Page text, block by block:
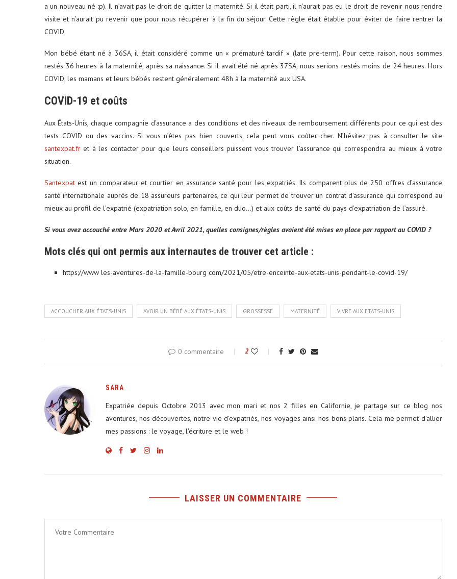
a un nouveau né :p). Il n’avait pas le droit de quitter la maternité. Si il était parti, il n’aurait pas eu le droit de revenir nous rendre
visite et n’aurait pu revenir que pour nous récupérer à la fin du séjour. Cette règle était établie pour éviter de faire rentrer la
COVID.
Mon bébé étant né à 36SA, il était considéré comme un « prématuré tardif » (late pre-term). Pour cette raison, nous sommes
restés 36 heures à la maternité, après sa naissance. Si il avait été né après 37SA, nous serions restés moins de 24 heures. Hors
COVID, les mamans et leurs bébés restent généralement 48h à la maternité aux USA.
COVID-19 et coûts
Aux États-Unis, chaque compagnie d’assurance a des conditions et des niveaux de remboursement différents pour ce qui est des
tests COVID ou des vaccins. Si vous n’êtes pas bien couverts, cela peut vous coûter cher. N’hésitez pas à consulter le site
santexpat.fr et à les contacter pour que leurs conseillers puissent vous trouver l’assurance qui correspondra au mieux à votre
situation.
Santexpat est un comparateur et courtier en assurance santé pour les expatriés. Ils comparent plus de 250 offres d’assurance
santé internationale auprès de 18 assureurs partenaires, ce qui leur permet de trouver un contrat d’assurance qui correspond au
mieux au profil de l’expatrié (expatriation solo, en famille, en duo…) et aux coûts de santé du pays d’expatriation de l’assuré.
Si vous avez accouché entre Mars 2020 et Avril 2021, quelles consignes/règles avaient été mises en place par rapport au COVID ?
Mots clés qui ont permis aux internautes de trouver cet article :
https://www les-aventures-de-la-famille-bourg com/2021/05/etre-enceinte-aux-etats-unis-pendant-le-covid-19/
ACCOUCHER AUX ÉTATS-UNIS AVOIR UN BÉBÉ AUX ÉTATS-UNIS GROSSESSE MATERNITÉ VIVRE AUX ETATS-UNIS
0 commentaire 2
SARA
Expatriée depuis Octobre 2013 avec mon mari et nos 2 filles en Californie, je partage sur ce blog nos
aventures, nos découvertes, notre vie d'expatriés, nos voyages ainsi nos bons plans. Cela me permet d'allier
mes passions : le voyage, l'écriture et le web !
LAISSER UN COMMENTAIRE